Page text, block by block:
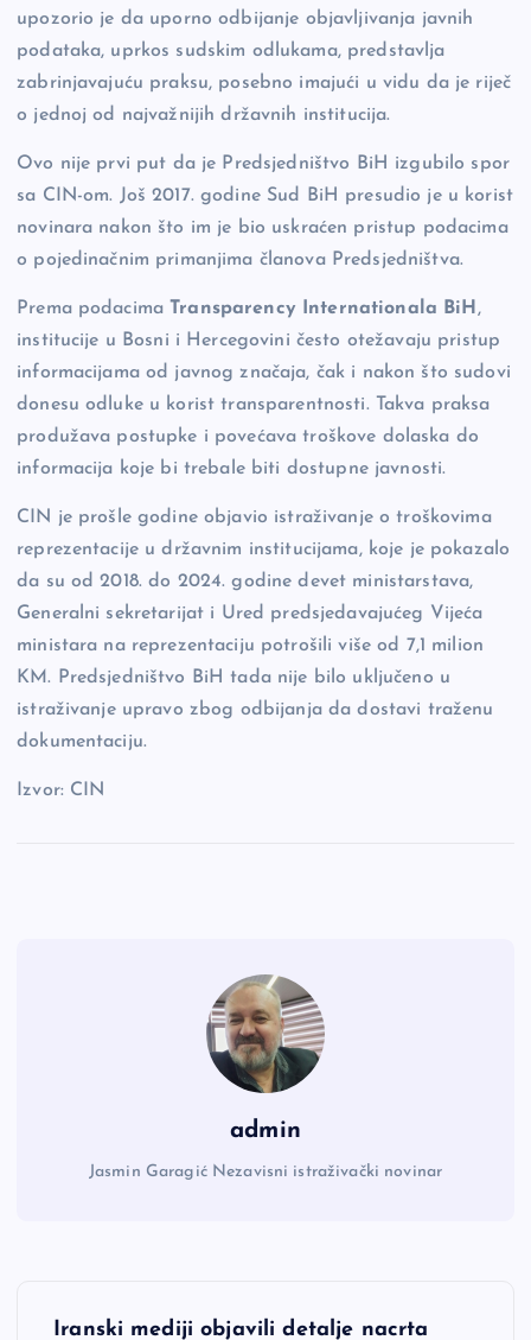
upozorio je da uporno odbijanje objavljivanja javnih
podataka, uprkos sudskim odlukama, predstavlja
zabrinjavajuću praksu, posebno imajući u vidu da je riječ
o jednoj od najvažnijih državnih institucija.
Ovo nije prvi put da je Predsjedništvo BiH izgubilo spor
sa CIN-om. Još 2017. godine Sud BiH presudio je u korist
novinara nakon što im je bio uskraćen pristup podacima
o pojedinačnim primanjima članova Predsjedništva.
Prema podacima Transparency Internationala BiH ,
institucije u Bosni i Hercegovini često otežavaju pristup
informacijama od javnog značaja, čak i nakon što sudovi
donesu odluke u korist transparentnosti. Takva praksa
produžava postupke i povećava troškove dolaska do
informacija koje bi trebale biti dostupne javnosti.
CIN je prošle godine objavio istraživanje o troškovima
reprezentacije u državnim institucijama, koje je pokazalo
da su od 2018. do 2024. godine devet ministarstava,
Generalni sekretarijat i Ured predsjedavajućeg Vijeća
ministara na reprezentaciju potrošili više od 7,1 milion
KM. Predsjedništvo BiH tada nije bilo uključeno u
istraživanje upravo zbog odbijanja da dostavi traženu
dokumentaciju.
Izvor: CIN
admin
Jasmin Garagić Nezavisni istraživački novinar
NIranski mediji objavili detalje nacrta